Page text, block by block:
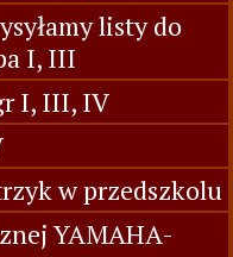
listy do
I, III
I, III, IV
w przedszkolu
YAMAHA-